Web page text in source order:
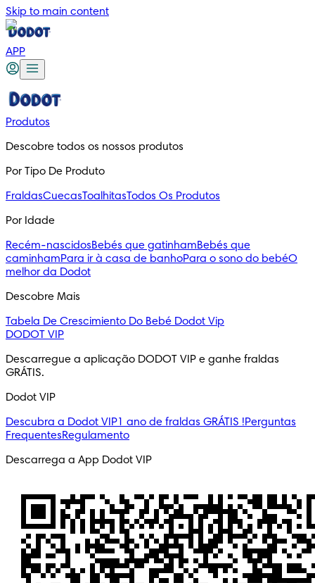
Skip to main content
APP
Produtos
Descobre todos os nossos produtos
Por Tipo De Produto
FraldasCuecasToalhitasTodos Os Produtos
Por Idade
Recém-nascidosBebés que gatinhamBebés que
caminhamPara ir à casa de banhoPara o sono do bebéO
melhor da Dodot
Descobre Mais
Tabela De Crescimiento Do Bebé Dodot Vip
DODOT VIP
Descarregue a aplicação DODOT VIP e ganhe fraldas
GRÁTIS.
Dodot VIP
Descubra a Dodot VIP1 ano de fraldas GRÁTIS !Perguntas
FrequentesRegulamento
Descarrega a App Dodot VIP